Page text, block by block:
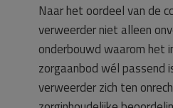
Naar het oordeel van de
verweerder niet alleen
onderbouwd waarom het
zorgaanbod wél passend
verweerder zich ten